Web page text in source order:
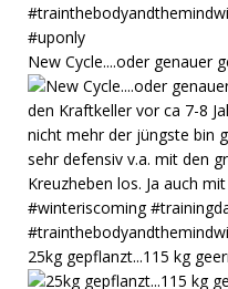
New Cycle....oder genauer
25kg gepflanzt...115 kg